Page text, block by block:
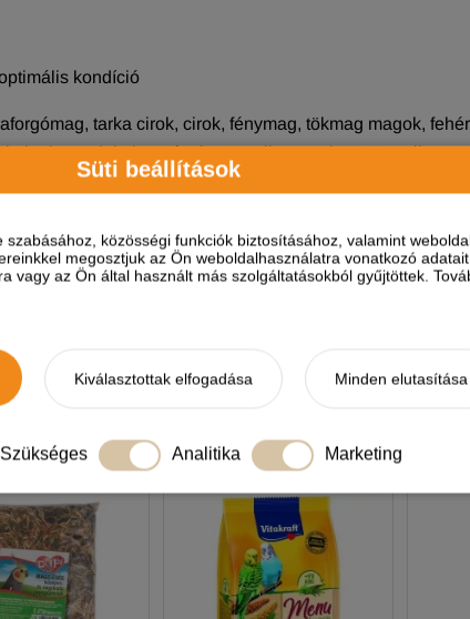
Süti beállítások
közösségi funkciók biztosításához, valamint
megosztjuk az Ön weboldalhasználatra vonatkozó
vagy az Ön által használt más szolgáltatásokból gyűjtöttek.
Kiválasztottak elfogadása Minden elutasítása
Szükséges Analitika Marketing
kondíció
tarka cirok, cirok, fénymag, tökmag magok,
csipkebogyó, pirospaprika, maxi V.A.M. pellet,
5%, kalcium 0,9%, foszfor 0,4%, lizin 0,40%,
A termékhez akkor tudsz véleményt
NEKED AJÁNLJUK